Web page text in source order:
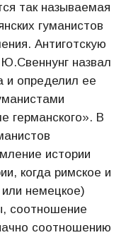
так называемая
гуманистов
Антиготскую
назвал
и определил ее
германского». В
истории
когда римское и
или немецкое)
соотношение
соотношению